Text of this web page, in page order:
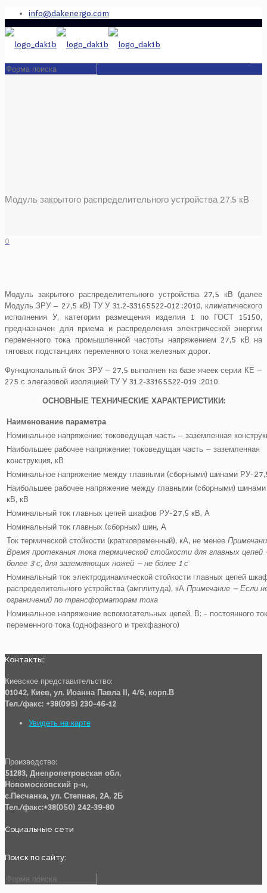
info@dakenergo.com
Модуль закрытого распределительного устройства 27,5 кВ
0
Модуль закрытого распределительного устройства 27,5 кВ (далее
Модуль ЗРУ – 27,5 кВ) ТУ У 31.2-33165522-012 :2010, климатического
исполнения У, категории размещения изделия 1 по ГОСТ 15150,
предназначен для приема и распределения электрической энергии
переменного тока промышленной частоты напряжением 27,5 кВ на
тяговых подстанциях переменного тока железных дорог.
Функциональный блок ЗРУ – 27,5 выполнен на базе ячеек серии КЕ –
275 с элегазовой изоляцией ТУ У 31.2-33165522-019 :2010.
ОСНОВНЫЕ ТЕХНИЧЕСКИЕ ХАРАКТЕРИСТИКИ:
Наименование параметра
Номинальное напряжение: токоведущая часть – заземленная
Наибольшее рабочее напряжение: токоведущая часть – заземленная
конструкция, кВ
Номинальное напряжение между главными (сборными) шинами РУ-
Наибольшее рабочее напряжение между главными (сборными)
кВ, кВ
Номинальный ток главных цепей шкафов РУ-27,5 кВ, А
Номинальный ток главных (сборных) шин, А
Ток термической стойкости (кратковременный), кА, не менее
Время протекания тока термической стойкости для главных цепей
более 3 с, для заземляющих ножей – не более 1 с
Номинальный ток электродинамической стойкости главных цепей
распределительного устройства (амплитуда), кА Примечание – Если
ограничений по трансформаторам тока
Номинальное напряжение вспомогательных цепей, В: - постоянного
переменного тока (однофазного и трехфазного)
Контакты:
Киевское представительство:
01042, Киев, ул. Иоанна Павла ІІ, 4/6, корп.В
Тел./факс: +38(095) 230-46-12
Увидеть на карте
Производство:
51283, Днепропетровская обл,
Новомосковский р-н,
с.Песчанка, ул. Степная, 2А, 2Б
Тел./факс:+38(050) 242-39-80
Социальные сети
Поиск по сайту: